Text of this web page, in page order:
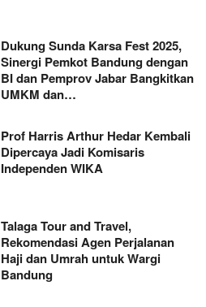
Dukung Sunda Karsa Fest 2025,
Sinergi Pemkot Bandung dengan
BI dan Pemprov Jabar Bangkitkan
UMKM dan…
Prof Harris Arthur Hedar Kembali
Dipercaya Jadi Komisaris
Independen WIKA
Talaga Tour and Travel,
Rekomendasi Agen Perjalanan
Haji dan Umrah untuk Wargi
Bandung